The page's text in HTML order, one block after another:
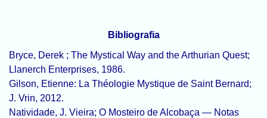
Bibliografia
Bryce, Derek ; The Mystical Way and the Arthurian Quest;
Llanerch Enterprises, 1986.
Gilson, Etienne: La Théologie Mystique de Saint Bernard;
J. Vrin, 2012.
Natividade, J. Vieira; O Mosteiro de Alcobaça — Notas